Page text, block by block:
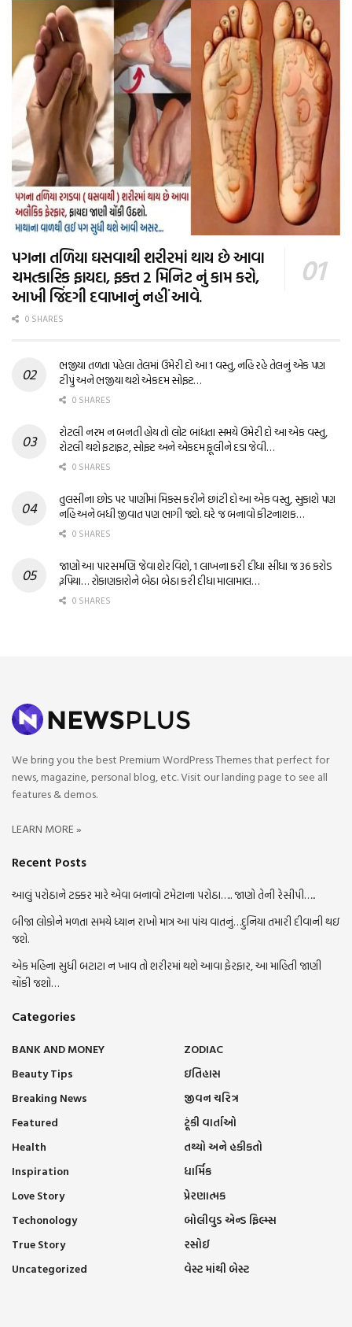
પગના તળિયા ઘસવાથી શરીરમાં થાય છે આવા
ચમત્કારિક ફાયદા, ફક્ત 2 મિનિટ નું કામ કરો,
આખી જિંદગી દવાખાનું નહીં આવે.
0 SHARES
ભજીયા તળતા પહેલા તેલમાં ઉમેરી દો આ 1 વસ્તુ, નહિ રહે તેલનું એક પણ
ટીપું અને ભજીયા થશે એકદમ સોફ્ટ…
0 SHARES
રોટલી નરમ ન બનતી હોય તો લોટ બાંધતા સમયે ઉમેરી દો આ એક વસ્તુ,
રોટલી થશે ફટાફટ, સોફ્ટ અને એકદમ ફૂલીને દડા જેવી…
0 SHARES
તુલસીના છોડ પર પાણીમાં મિક્સ કરીને છાંટી દો આ એક વસ્તુ, સુકાશે પણ
નહિ અને બધી જીવાત પણ ભાગી જશે. ઘરે જ બનાવો કીટનાશક…
0 SHARES
જાણો આ પારસમણિ જેવા શેર વિશે, 1 લાખના કરી દીધા સીધા જ 36 કરોડ
રૂપિયા… રોકાણકારોને બેઠા બેઠા કરી દીધા માલામાલ…
0 SHARES
We bring you the best Premium WordPress Themes that perfect for
news, magazine, personal blog, etc. Visit our landing page to see all
features & demos.
LEARN MORE »
Recent Posts
આલું પરોઠાને ટક્કર મારે એવા બનાવો ટમેટાના પરોઠા….. જાણો તેની રેસીપી…..
બીજા લોકોને મળતા સમયે ધ્યાન રાખો માત્ર આ પાંચ વાતનું…દુનિયા તમારી દીવાની થઇ
જશે.
એક મહિના સુધી બટાટા ન ખાવ તો શરીરમાં થશે આવા ફેરફાર, આ માહિતી જાણી
ચોંકી જશો…
Categories
BANK AND MONEY
Beauty Tips
Breaking News
Featured
Health
Inspiration
Love Story
Techonology
True Story
Uncategorized
ZODIAC
ઇતિહાસ
જીવન ચરિત્ર
ટૂંકી વાર્તાઓ
તથ્યો અને હકીકતો
ધાર્મિક
પ્રેરણાત્મક
બોલીવુડ એન્ડ ફિલ્મ્સ
રસોઈ
વેસ્ટ માંથી બેસ્ટ